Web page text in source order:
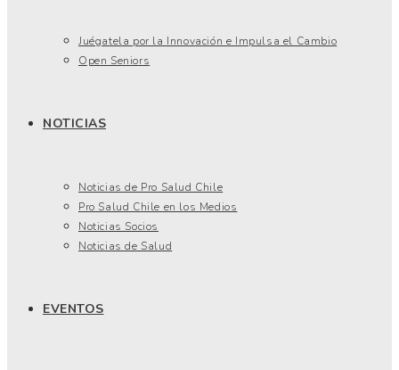
Juégatela por la Innovación e Impulsa el Cambio
Open Seniors
NOTICIAS
Noticias de Pro Salud Chile
Pro Salud Chile en los Medios
Noticias Socios
Noticias de Salud
EVENTOS